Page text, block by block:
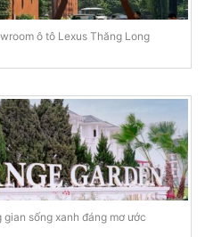
ô tô Lexus Thăng Long
sống xanh đáng mơ ước